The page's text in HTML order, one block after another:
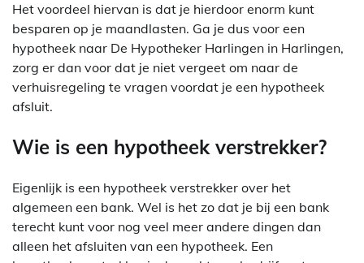
Het voordeel hiervan is dat je hierdoor enorm kunt
besparen op je maandlasten. Ga je dus voor een
hypotheek naar De Hypotheker Harlingen in Harlingen,
zorg er dan voor dat je niet vergeet om naar de
verhuisregeling te vragen voordat je een hypotheek
afsluit.
Wie is een hypotheek verstrekker?
Eigenlijk is een hypotheek verstrekker over het
algemeen een bank. Wel is het zo dat je bij een bank
terecht kunt voor nog veel meer andere dingen dan
alleen het afsluiten van een hypotheek. Een